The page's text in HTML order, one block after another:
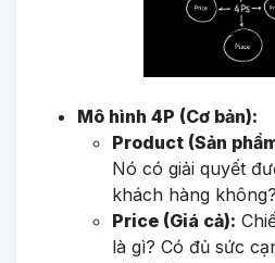
Mô hình 4P (Cơ bản):
Product (Sản
Nó có giải quyết
khách hàng không?
Price (Giá cả):
là gì? Có đủ sức